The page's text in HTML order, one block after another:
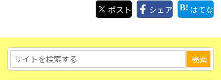
ポスト シェア はてな